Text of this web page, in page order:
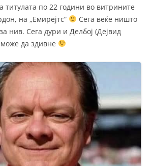
титулата по 22 години во витрините
на „Емирејтс“
Сега веќе ништо
нив. Сега дури и Делбој (Дејвид
да здивне